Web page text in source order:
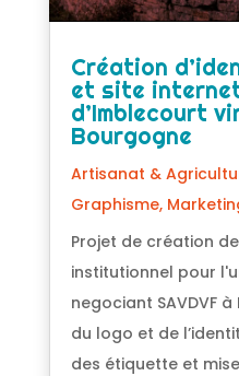
Création
et site
d’Imblecourt
Bourgogne
Artisanat &
Graphisme,
Projet de création
institutionnel pour
negociant SAVDVF
du logo et de
des étiquette et